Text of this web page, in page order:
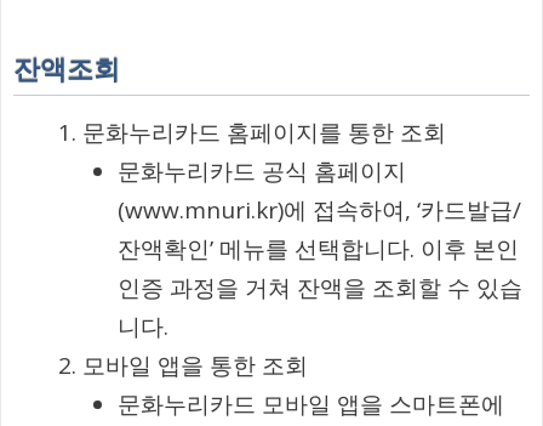
잔액조회
문화누리카드 홈페이지를 통한 조회
문화누리카드 공식 홈페이지
(www.mnuri.kr)에 접속하여, ‘카드발급/
잔액확인’ 메뉴를 선택합니다. 이후 본인
인증 과정을 거쳐 잔액을 조회할 수 있습
니다.
모바일 앱을 통한 조회
문화누리카드 모바일 앱을 스마트폰에